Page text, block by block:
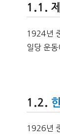
1924년
일당 운동
1926년